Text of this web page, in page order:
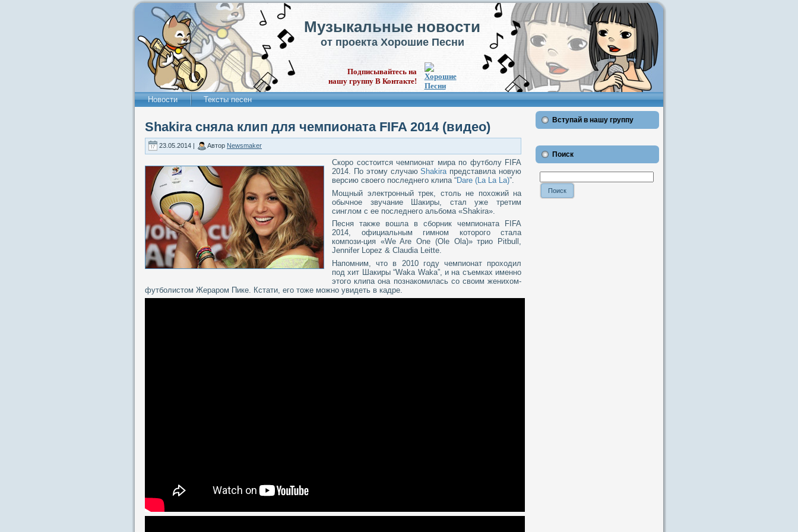
Музыкальные новости
от проекта Хорошие Песни
Подписывайтесь на
нашу группу В Контакте!
Новости Тексты песен
Shakira сняла клип для чемпионата FIFA 2014 (видео)
23.05.2014 | Автор Newsmaker
Скоро состоится чемпионат мира по футболу FIFA
2014. По этому случаюShakiraпредставила новую
версию своего последнего клипа “Dare (La La La)”.
Мощный электронный трек, столь не похожий на
обычное звучание Шакиры, стал уже третим
синглом с ее последнего альбома «Shakira».
Песня также вошла в сборник чемпионата FIFA
2014, официальным гимном которого стала
компози-ция «We Are One (Ole Ola)» трио Pitbull,
Jennifer Lopez & Claudia Leitte.
Напомним, что в 2010 году чемпионат проходил
под хит Шакиры “Waka Waka”, и на съемках именно
этого клипа она познакомилась со своим женихом-
футболистом Жераром Пике. Кстати, его тоже можно увидеть в кадре.
Вступай в нашу группу
Поиск